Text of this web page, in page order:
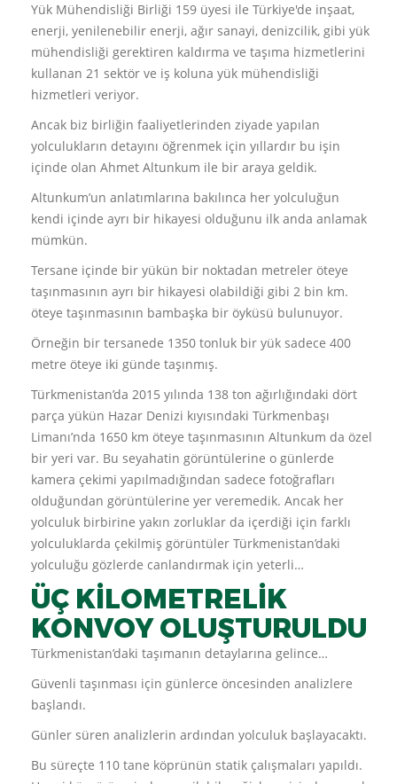
Yük Mühendisliği Birliği 159 üyesi ile Türkiye'de inşaat,
enerji, yenilenebilir enerji, ağır sanayi, denizcilik, gibi yük
mühendisliği gerektiren kaldırma ve taşıma hizmetlerini
kullanan 21 sektör ve iş koluna yük mühendisliği
hizmetleri veriyor.
Ancak biz birliğin faaliyetlerinden ziyade yapılan
yolculukların detayını öğrenmek için yıllardır bu işin
içinde olan Ahmet Altunkum ile bir araya geldik.
Altunkum’un anlatımlarına bakılınca her yolculuğun
kendi içinde ayrı bir hikayesi olduğunu ilk anda anlamak
mümkün.
Tersane içinde bir yükün bir noktadan metreler öteye
taşınmasının ayrı bir hikayesi olabildiği gibi 2 bin km.
öteye taşınmasının bambaşka bir öyküsü bulunuyor.
Örneğin bir tersanede 1350 tonluk bir yük sadece 400
metre öteye iki günde taşınmış.
Türkmenistan’da 2015 yılında 138 ton ağırlığındaki dört
parça yükün Hazar Denizi kıyısındaki Türkmenbaşı
Limanı’nda 1650 km öteye taşınmasının Altunkum da özel
bir yeri var. Bu seyahatin görüntülerine o günlerde
kamera çekimi yapılmadığından sadece fotoğrafları
olduğundan görüntülerine yer veremedik. Ancak her
yolculuk birbirine yakın zorluklar da içerdiği için farklı
yolculuklarda çekilmiş görüntüler Türkmenistan’daki
yolculuğu gözlerde canlandırmak için yeterli…
ÜÇ KİLOMETRELİK
KONVOY OLUŞTURULDU
Türkmenistan’daki taşımanın detaylarına gelince…
Güvenli taşınması için günlerce öncesinden analizlere
başlandı.
Günler süren analizlerin ardından yolculuk başlayacaktı.
Bu süreçte 110 tane köprünün statik çalışmaları yapıldı.